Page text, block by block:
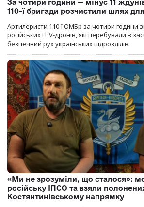
За чотири години — мінус 11
110-ї бригади розчистили шлях
Артилеристи 110-ї ОМБр за чотири години
російських FPV-дронів, які перебували в
безпечний рух українських підрозділів.
«Ми не зрозуміли, що сталося»:
російську ІПСО та взяли
Костянтинівському напрямку